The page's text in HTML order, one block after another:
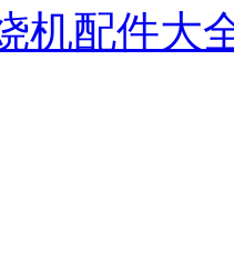
机配件大